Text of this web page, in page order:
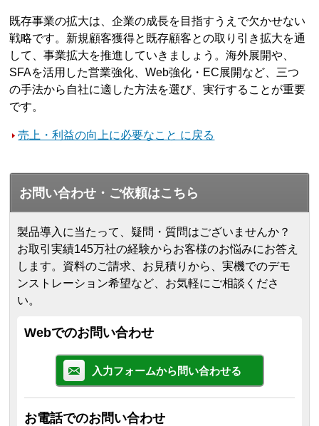
既存事業の拡大は、企業の成長を目指すうえで欠かせない
戦略です。新規顧客獲得と既存顧客との取り引き拡大を通
して、事業拡大を推進していきましょう。海外展開や、
SFAを活用した営業強化、Web強化・EC展開など、三つ
の手法から自社に適した方法を選び、実行することが重要
です。
売上・利益の向上に必要なこと に戻る
お問い合わせ・ご依頼はこちら
製品導入に当たって、疑問・質問はございませんか？
お取引実績145万社の経験からお客様のお悩みにお答え
します。 資料のご請求、お見積りから、実機でのデモ
ンストレーション希望など、お気軽にご相談くださ
い。
Webでのお問い合わせ
入力フォームから問い合わせる
お電話でのお問い合わせ